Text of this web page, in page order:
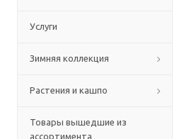
Услуги
Зимняя коллекция
Растения и кашпо
Товары вышедшие из
ассортимента